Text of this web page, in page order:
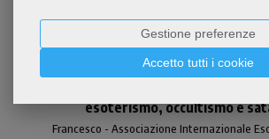
Accetto tutti i cookie
Gestione preferenze
- 5%
Saggio autorevole e corposo
visione di Dio, dell'uomo e
del cosmo, sostenuta
Francesco - Associazione Internazionale
esoterismo, occultismo e